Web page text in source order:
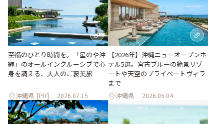
至福のひとり時間を。「星のや沖
縄」のオールインクルーシブで心
身を調える、大人のご褒美旅
沖縄県 [PR] 2026.07.15
【2026年】沖縄ニューオープンホ
テル5選。宮古ブルーの絶景リゾ
ートや天空のプライベートヴィラ
まで
沖縄県 2026.05.04